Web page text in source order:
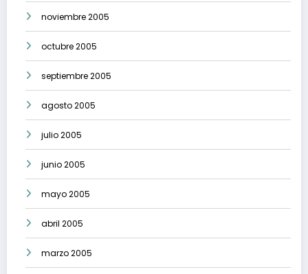
noviembre 2005
octubre 2005
septiembre 2005
agosto 2005
julio 2005
junio 2005
mayo 2005
abril 2005
marzo 2005